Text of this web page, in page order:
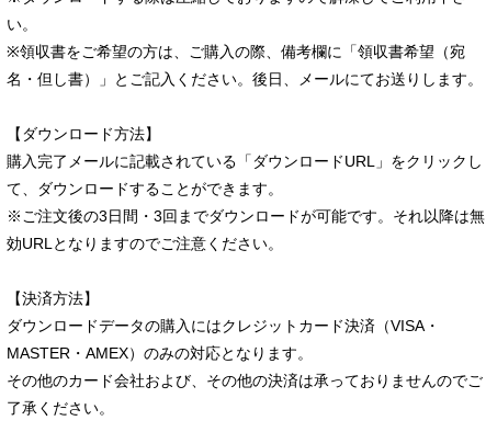
い。
※領収書をご希望の方は、ご購入の際、備考欄に「領収書希望（宛
名・但し書）」とご記入ください。後日、メールにてお送りします。
【ダウンロード方法】
購入完了メールに記載されている「ダウンロードURL」をクリックし
て、ダウンロードすることができます。
※ご注文後の3日間・3回までダウンロードが可能です。それ以降は無
効URLとなりますのでご注意ください。
【決済方法】
ダウンロードデータの購入にはクレジットカード決済（VISA・
MASTER・AMEX）のみの対応となります。
その他のカード会社および、その他の決済は承っておりませんのでご
了承ください。